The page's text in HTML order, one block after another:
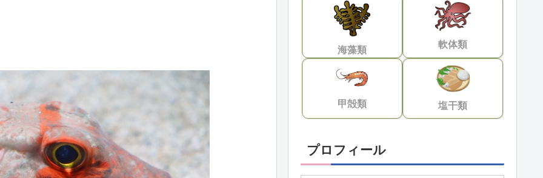
海藻類 軟体類
甲殻類 塩干類
プロフィール